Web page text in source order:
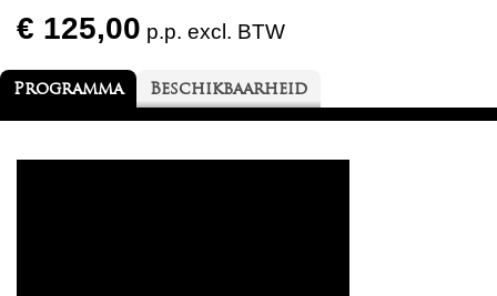
€ 125,00 p.p. excl. BTW
Programma Beschikbaarheid